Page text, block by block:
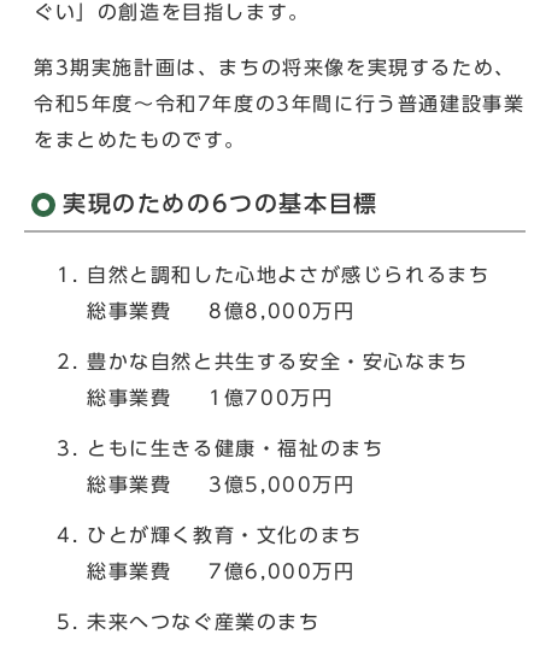
ぐい」の創造を目指します。
第3期実施計画は、まちの将来像を実現するため、
令和5年度～令和7年度の3年間に行う普通建設事業
をまとめたものです。
実現のための6つの基本目標
自然と調和した心地よさが感じられるまち
総事業費 8億8,000万円
豊かな自然と共生する安全・安心なまち
総事業費 1億700万円
ともに生きる健康・福祉のまち
総事業費 3億5,000万円
ひとが輝く教育・文化のまち
総事業費 7億6,000万円
未来へつなぐ産業のまち